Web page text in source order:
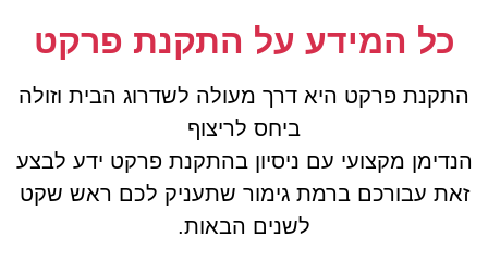
כל המידע על התקנת פרקט
התקנת פרקט היא דרך מעולה לשדרוג הבית וזולה
ביחס לריצוף
הנדימן מקצועי עם ניסיון בהתקנת פרקט ידע לבצע
זאת עבורכם ברמת גימור שתעניק לכם ראש שקט
לשנים הבאות.